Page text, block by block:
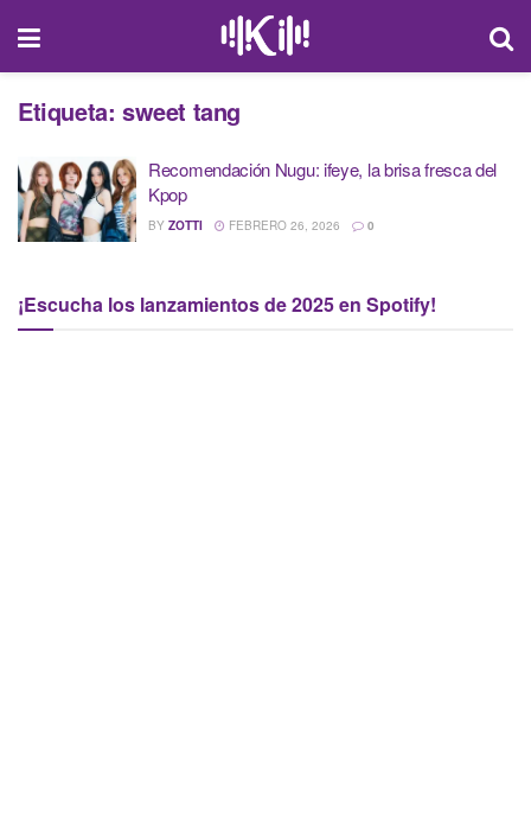
Etiqueta: sweet tang
Recomendación Nugu: ifeye, la brisa fresca del
Kpop
BY ZOTTI FEBRERO 26, 2026 0
¡Escucha los lanzamientos de 2025 en Spotify!